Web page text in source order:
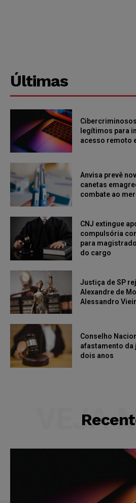
Últimas
legítimos para
acesso remoto
Anvisa prevê
canetas
combate ao
CNJ extingue
compulsória
para
do cargo
Justiça de SP
Alexandre de
Alessandro
Conselho
afastamento da
dois anos
VEJA